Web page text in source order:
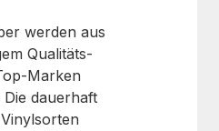
werden aus
Qualitäts-
Marken
Die dauerhaft